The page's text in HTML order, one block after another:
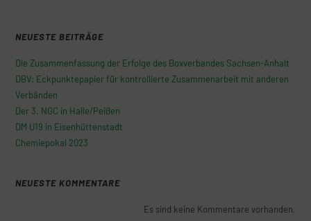
NEUESTE BEITRÄGE
Die Zusammenfassung der Erfolge des Boxverbandes Sachsen-Anhalt
DBV: Eckpunktepapier für kontrollierte Zusammenarbeit mit anderen
Verbänden
Der 3. NGC in Halle/Peißen
DM U19 in Eisenhüttenstadt
Chemiepokal 2023
NEUESTE KOMMENTARE
Es sind keine Kommentare vorhanden.